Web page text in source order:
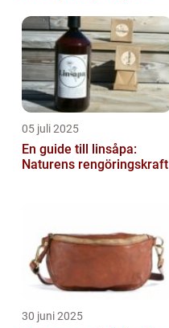
05 juli 2025
En guide till linsåpa:
Naturens rengöringskraft
30 juni 2025